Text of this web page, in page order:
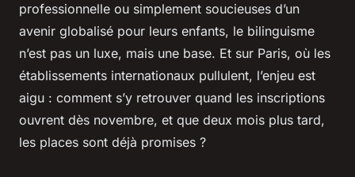
professionnelle ou simplement soucieuses d’un
avenir globalisé pour leurs enfants, le bilinguisme
n’est pas un luxe, mais une base. Et sur Paris, où les
établissements internationaux pullulent, l’enjeu est
aigu : comment s’y retrouver quand les inscriptions
ouvrent dès novembre, et que deux mois plus tard,
les places sont déjà promises ?